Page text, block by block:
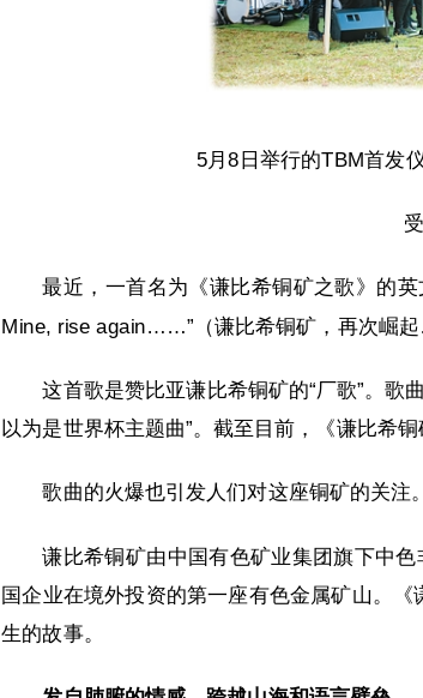
5月8日举行的TBM首发
最近，一首名为《谦比希铜矿之歌》的
Mine, rise again……”（谦比希铜矿，再次崛
这首歌是赞比亚谦比希铜矿的“厂歌”。歌
以为是世界杯主题曲”。截至目前，《谦比希
歌曲的火爆也引发人们对这座铜矿的关注。
谦比希铜矿由中国有色矿业集团旗下中
国企业在境外投资的第一座有色金属矿山。
生的故事。